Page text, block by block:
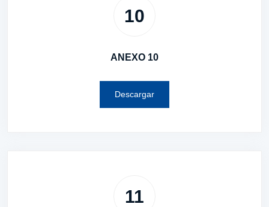
10
ANEXO 10
Descargar
11